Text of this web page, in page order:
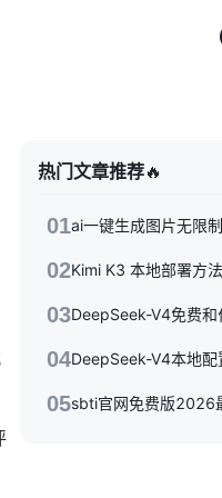
能源及制造业
热门文章推荐🔥
01ai一键生成图片无限
02
03
04
05